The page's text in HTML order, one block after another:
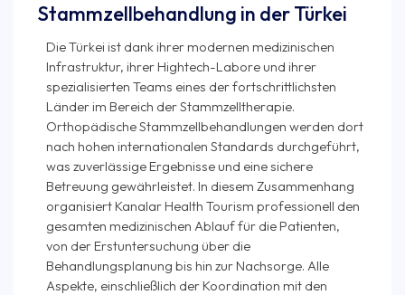
Stammzellbehandlung in der Türkei
Die Türkei ist dank ihrer modernen medizinischen
Infrastruktur, ihrer Hightech-Labore und ihrer
spezialisierten Teams eines der fortschrittlichsten
Länder im Bereich der Stammzelltherapie.
Orthopädische Stammzellbehandlungen werden dort
nach hohen internationalen Standards durchgeführt,
was zuverlässige Ergebnisse und eine sichere
Betreuung gewährleistet. In diesem Zusammenhang
organisiert Kanalar Health Tourism professionell den
gesamten medizinischen Ablauf für die Patienten,
von der Erstuntersuchung über die
Behandlungsplanung bis hin zur Nachsorge. Alle
Aspekte, einschließlich der Koordination mit den